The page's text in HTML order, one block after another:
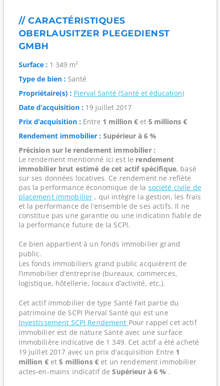
// CARACTÉRISTIQUES
OBERLAUSITZER PLEGEDIENST
GMBH
Surface :1 349 m²
Type de bien :Santé
Propriétaire(s) : Pierval Santé (Santé et éducation)
Date d’acquisition :19 juillet 2017
Prix d’acquisition :Entre 1 million €et 5 millions €
Rendement immobilier : Supérieur à 6 %
Précision sur le rendement immobilier :
Le rendement mentionné ici est le rendement
immobilier brut estimé de cet actif spécifique, basé
sur ses données locatives. Ce rendement ne reflète
pas la performance économique de la société civile de
placement immobilier , qui intègre la gestion, les frais
et la performance de l’ensemble de ses actifs. Il ne
constitue pas une garantie ou une indication fiable de
la performance future de la SCPI.
Ce bien appartient à un fonds immobilier grand
public.
Les fonds immobiliers grand public acquièrent de
l’immobilier d’entreprise (bureaux, commerces,
logistique, hôtellerie, locaux d’activité, etc.).
Cet actif immobilier de type Santé fait partie du
patrimoine de SCPI Pierval Santé qui est une
Investissement SCPI Rendement Pour rappel cet actif
immobilier est de nature Santé avec une surface
immobilière indicative de 1 349. Cet actif a été acheté
19 juillet 2017 avec un prix d'acquisition Entre 1
million €et5 millions € et un rendement immobilier
actes-en-mains indicatif deSupérieur à 6 % .